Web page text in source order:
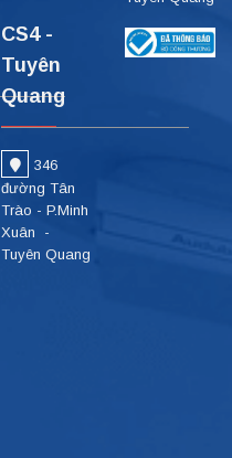
CS4 -
Tuyên
Quang
346
đường Tân
Trào - P.Minh
Xuân -
Tuyên Quang